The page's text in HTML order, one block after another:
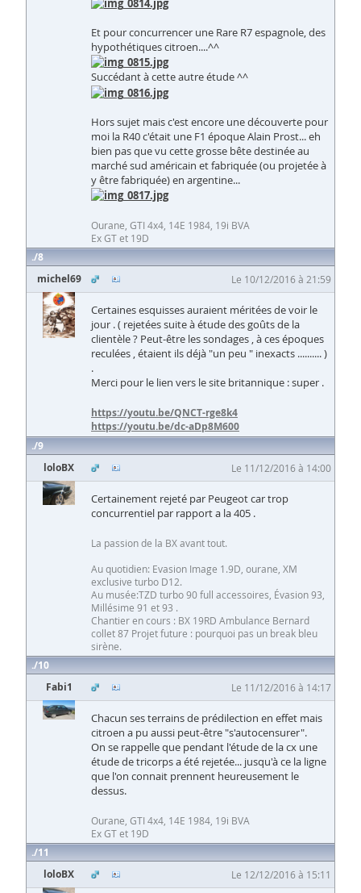
Et pour concurrencer une Rare R7 espagnole, des
hypothétiques citroen....^^
Succédant à cette autre étude ^^
Hors sujet mais c'est encore une découverte pour
moi la R40 c'était une F1 époque Alain Prost... eh
bien pas que vu cette grosse bête destinée au
marché sud américain et fabriquée (ou projetée à
y être fabriquée) en argentine...
Ourane, GTI 4x4, 14E 1984, 19i BVA
Ex GT et 19D
8
michel69
Le 10/12/2016 à 21:59
Certaines esquisses auraient méritées de voir le
jour . ( rejetées suite à étude des goûts de la
clientèle ? Peut-être les sondages , à ces époques
reculées , étaient ils déjà "un peu " inexacts .......... )
.
Merci pour le lien vers le site britannique : super .
https://youtu.be/QNCT-rge8k4
https://youtu.be/dc-aDp8M600
9
loloBX
Le 11/12/2016 à 14:00
Certainement rejeté par Peugeot car trop
concurrentiel par rapport a la 405 .
La passion de la BX avant tout.
Au quotidien: Evasion Image 1.9D, ourane, XM
exclusive turbo D12.
Au musée:TZD turbo 90 full accessoires, Évasion 93,
Millésime 91 et 93 .
Chantier en cours : BX 19RD Ambulance Bernard
collet 87 Projet future : pourquoi pas un break bleu
sirène.
10
Fabi1
Le 11/12/2016 à 14:17
Chacun ses terrains de prédilection en effet mais
citroen a pu aussi peut-être "s'autocensurer".
On se rappelle que pendant l'étude de la cx une
étude de tricorps a été rejetée... jusqu'à ce la ligne
que l'on connait prennent heureusement le
dessus.
Ourane, GTI 4x4, 14E 1984, 19i BVA
Ex GT et 19D
11
loloBX
Le 12/12/2016 à 15:11